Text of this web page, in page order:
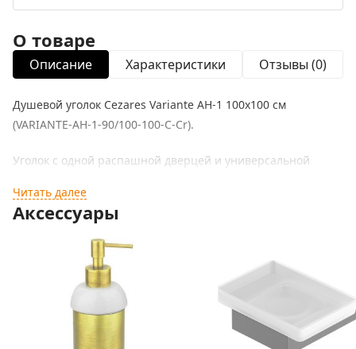
О товаре
Описание Характеристики Отзывы (0)
Душевой уголок Cezares Variante AH-1 100х100 см
(VARIANTE-AH-1-90/100-100-C-Cr).
Уголок с одной распашной дверцей и универсальной
ванной комнаты. Визуально легкий и прочный душевой
уголок Variante - отличное качество и стильный дизайн.
Превосходно будет сочетаться в интерьере современного
Форма уголка: квадратная.
Полотно двери изготовлено из прозрачного закаленного и
безопасного стекла толщиной 6 мм.
Читать далее
Аксессуары